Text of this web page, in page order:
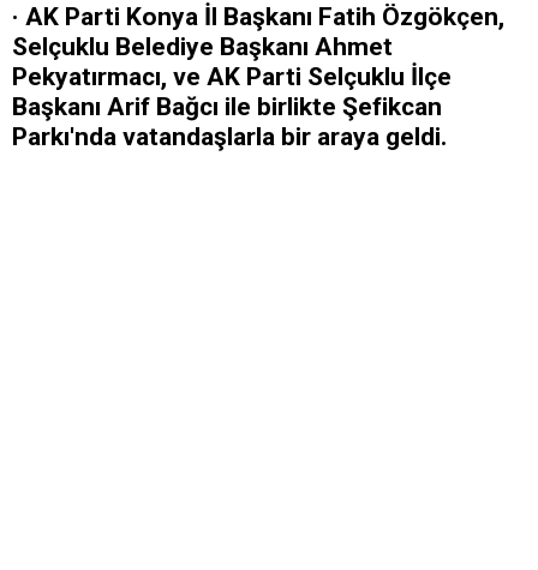
· AK Parti Konya İl Başkanı Fatih Özgökçen,
Selçuklu Belediye Başkanı Ahmet
Pekyatırmacı, ve AK Parti Selçuklu İlçe
Başkanı Arif Bağcı ile birlikte Şefikcan
Parkı'nda vatandaşlarla bir araya geldi.